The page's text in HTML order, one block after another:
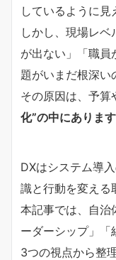
しているように見
しかし、現場レ
が出ない」「職員
題がいまだ根深い
その原因は、予
化”の中にあります
DXはシステム導
識と行動を変える
本記事では、自治
ーダーシップ」「
3つの視点から整